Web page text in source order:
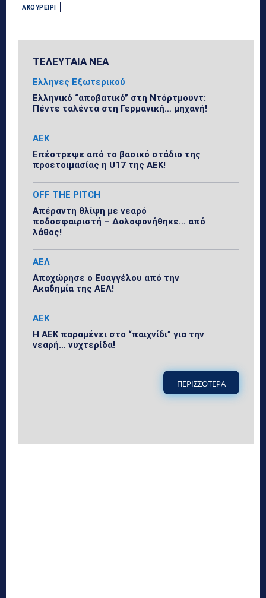
ΑΚΟΥΡΈΙΡΙ
ΤΕΛΕΥΤΑΙΑ ΝΕΑ
Ελληνες Εξωτερικού
Ελληνικό “αποβατικό” στη Ντόρτμουντ:
Πέντε ταλέντα στη Γερμανική… μηχανή!
ΑΕΚ
Επέστρεψε από το βασικό στάδιο της
προετοιμασίας η U17 της ΑΕΚ!
OFF THE PITCH
Απέραντη θλίψη με νεαρό
ποδοσφαιριστή – Δολοφονήθηκε… από
λάθος!
ΑΕΛ
Αποχώρησε ο Ευαγγέλου από την
Ακαδημία της ΑΕΛ!
ΑΕΚ
Η ΑΕΚ παραμένει στο “παιχνίδι” για την
νεαρή… νυχτερίδα!
ΠΕΡΙΣΣΟΤΕΡΑ